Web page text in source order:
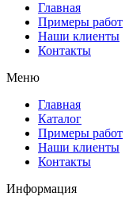
Главная
Примеры работ
Наши клиенты
Контакты
Меню
Главная
Каталог
Примеры работ
Наши клиенты
Контакты
Информация